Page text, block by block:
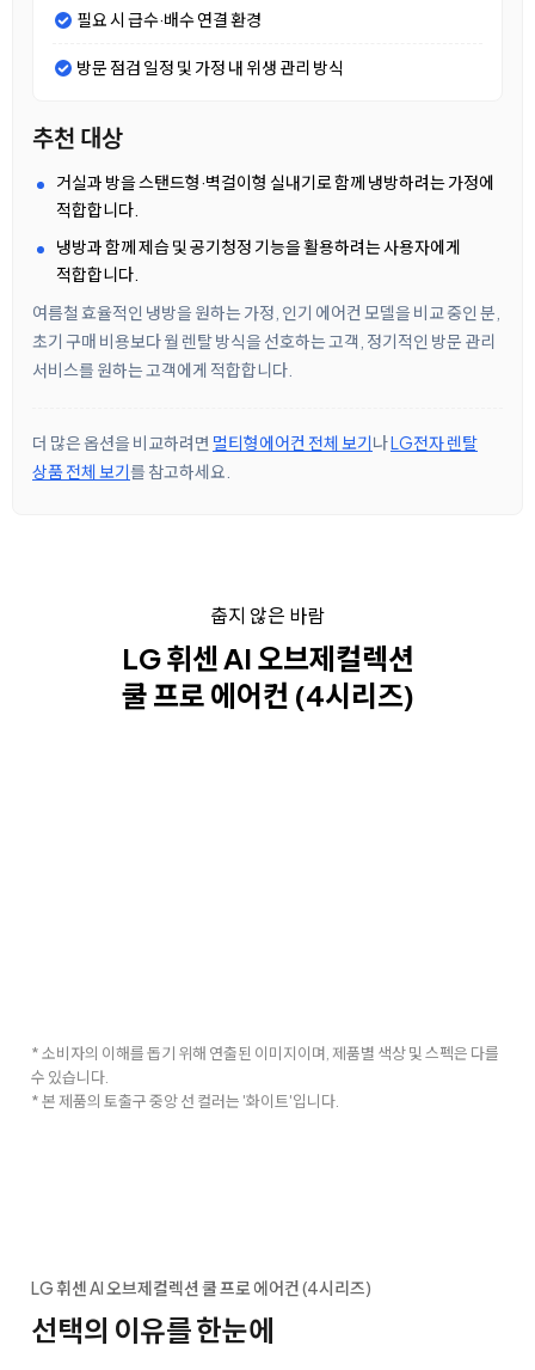
필요 시 급수·배수 연결 환경
방문 점검 일정 및 가정 내 위생 관리 방식
추천 대상
거실과 방을 스탠드형·벽걸이형 실내기로 함께 냉방하려는 가정에
적합합니다.
냉방과 함께 제습 및 공기청정 기능을 활용하려는 사용자에게
적합합니다.
여름철 효율적인 냉방을 원하는 가정, 인기 에어컨 모델을 비교 중인 분,
초기 구매 비용보다 월 렌탈 방식을 선호하는 고객, 정기적인 방문 관리
서비스를 원하는 고객에게 적합합니다.
더 많은 옵션을 비교하려면 멀티형에어컨 전체 보기나LG전자 렌탈
상품 전체 보기를 참고하세요.
춥지 않은 바람
LG 휘센 AI 오브제컬렉션
쿨 프로 에어컨 (4시리즈)
* 소비자의 이해를 돕기 위해 연출된 이미지이며, 제품별 색상 및 스펙은 다를
수 있습니다.
* 본 제품의 토출구 중앙 선 컬러는 '화이트'입니다.
LG 휘센 AI 오브제컬렉션 쿨 프로 에어컨 (4시리즈)
선택의 이유를 한눈에